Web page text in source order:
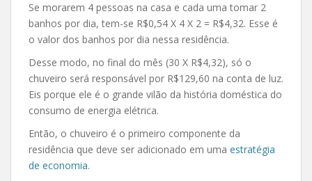
Se morarem 4 pessoas na casa e cada uma tomar 2
banhos por dia, tem-se R$0,54 X 4 X 2 = R$4,32. Esse é
o valor dos banhos por dia nessa residência.
Desse modo, no final do mês (30 X R$4,32), só o
chuveiro será responsável por R$129,60 na conta de luz.
Eis porque ele é o grande vilão da história doméstica do
consumo de energia elétrica.
Então, o chuveiro é o primeiro componente da
residência que deve ser adicionado em uma estratégia
de economia.